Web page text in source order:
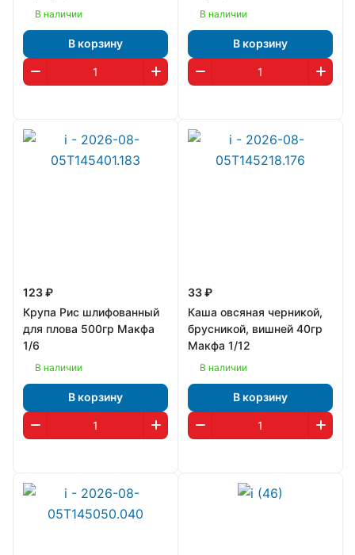
В наличии
В корзину
В наличии
В корзину
123 ₽
Крупа Рис шлифованный
для плова 500гр Макфа
1/6
В наличии
В корзину
33 ₽
Каша овсяная черникой,
брусникой, вишней 40гр
Макфа 1/12
В наличии
В корзину